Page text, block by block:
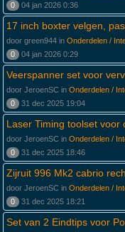
0
04 jan 2026 0:36
17 inch boxter velgen,
door green944 in Onderdelen /
0
04 jan 2026 0:29
Veerspanner set voor
door JeroenSC in Onderdelen /
0
31 dec 2025 19:04
Laser Timing toolset voor
door JeroenSC in Onderdelen /
0
31 dec 2025 18:46
Zijruit 996 Mk2 cabrio
door JeroenSC in Onderdelen /
0
31 dec 2025 18:21
Set van 2 Eindtips voor